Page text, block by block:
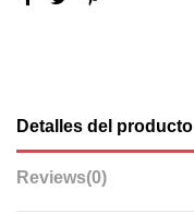
Detalles del producto
Reviews(0)